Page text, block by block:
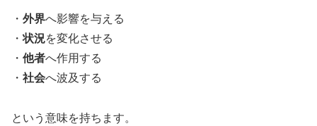
・ 外界へ影響を与える
・状況を変化させる
・ 他者へ作用する
・ 社会へ波及する
という意味を持ちます。